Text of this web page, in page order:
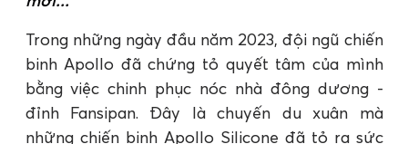
Trong những ngày đầu năm 2023, đội ngũ chiến
binh Apollo đã chứng tỏ quyết tâm của mình
bằng việc chinh phục nóc nhà đông dương -
đỉnh Fansipan. Đây là chuyến du xuân mà
những chiến binh Apollo Silicone đã tỏ ra sức